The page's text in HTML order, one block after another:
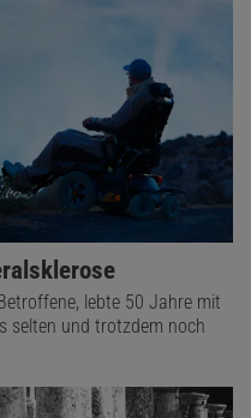
lebte 50 Jahre mit
selten und trotzdem noch